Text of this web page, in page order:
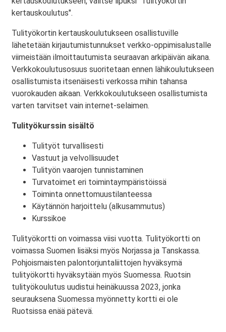
kertauskoulutus".
Tulityökortin kertauskoulutukseen osallistuville
lähetetään kirjautumistunnukset verkko-oppimisalustalle
viimeistään ilmoittautumista seuraavan arkipäivän aikana.
Verkkokoulutusosuus suoritetaan ennen lähikoulutukseen
osallistumista itsenäisesti verkossa mihin tahansa
vuorokauden aikaan. Verkkokoulutukseen osallistumista
varten tarvitset vain internet-selaimen.
Tulityökurssin sisältö
Tulityöt turvallisesti
Vastuut ja velvollisuudet
Tulityön vaarojen tunnistaminen
Turvatoimet eri toimintaympäristöissä
Toiminta onnettomuustilanteessa
Käytännön harjoittelu (alkusammutus)
Kurssikoe
Tulityökortti on voimassa viisi vuotta. Tulityökortti on
voimassa Suomen lisäksi myös Norjassa ja Tanskassa.
Pohjoismaisten palontorjuntaliittojen hyväksymä
tulityökortti hyväksytään myös Suomessa. Ruotsin
tulityökoulutus uudistui heinäkuussa 2023, jonka
seurauksena Suomessa myönnetty kortti ei ole
Ruotsissa enää pätevä.